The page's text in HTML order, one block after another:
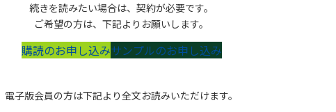
続きを読みたい場合は、契約が必要です。
ご希望の方は、下記よりお願いします。
購読のお申し込みサンプルのお申し込み
電子版会員の方は下記より全文お読みいただけます。